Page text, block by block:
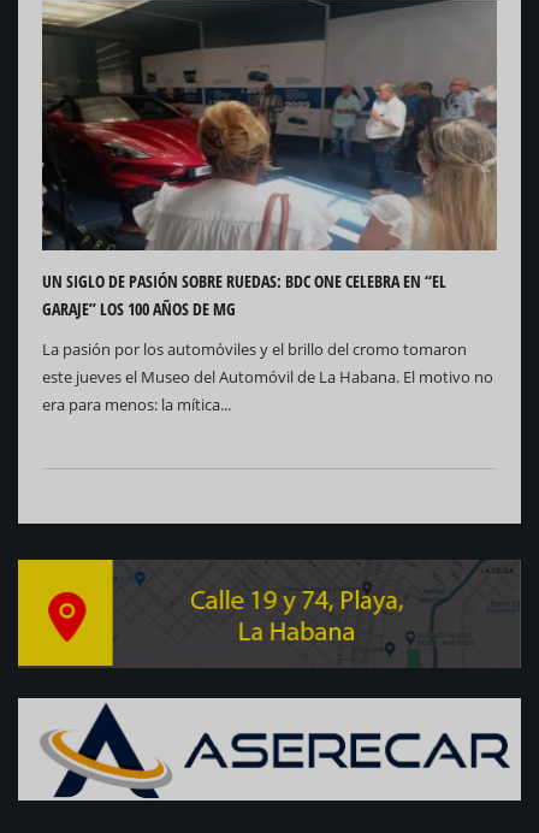
UN SIGLO DE PASIÓN SOBRE RUEDAS: BDC ONE CELEBRA EN “EL
GARAJE” LOS 100 AÑOS DE MG
La pasión por los automóviles y el brillo del cromo tomaron
este jueves el Museo del Automóvil de La Habana. El motivo no
era para menos: la mítica...